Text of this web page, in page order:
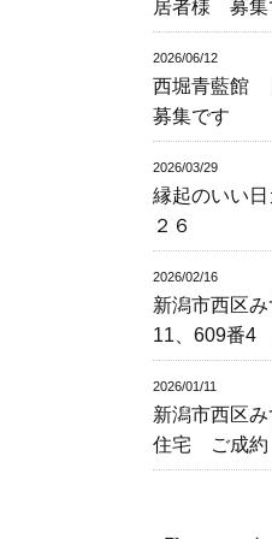
居者様 募集
2026/06/12
西堀青藍館
募集です
2026/03/29
縁起のいい
２６
2026/02/16
新潟市西区
11、609番4
2026/01/11
新潟市西区
住宅 ご成約